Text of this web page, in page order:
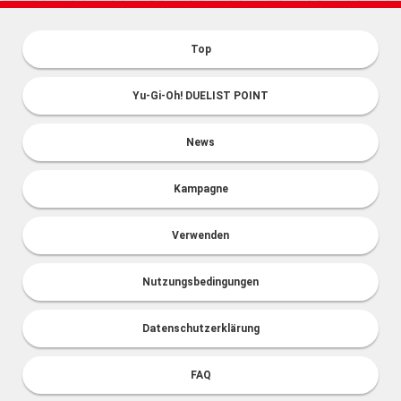
Top
Yu-Gi-Oh! DUELIST POINT
News
Kampagne
Verwenden
Nutzungsbedingungen
Datenschutzerklärung
FAQ